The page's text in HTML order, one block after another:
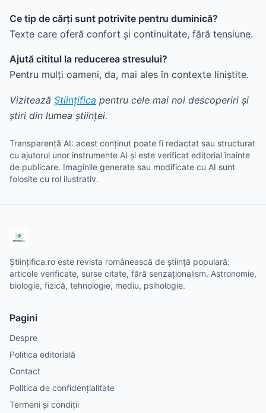
Ce tip de cărți sunt potrivite pentru duminică?
Texte care oferă confort și continuitate, fără tensiune.
Ajută cititul la reducerea stresului?
Pentru mulți oameni, da, mai ales în contexte liniștite.
Vizitează Științifica pentru cele mai noi descoperiri și
știri din lumea științei.
Transparență AI: acest conținut poate fi redactat sau structurat
cu ajutorul unor instrumente AI și este verificat editorial înainte
de publicare. Imaginile generate sau modificate cu AI sunt
folosite cu rol ilustrativ.
Științifica.ro este revista românească de știință populară:
articole verificate, surse citate, fără senzaționalism. Astronomie,
biologie, fizică, tehnologie, mediu, psihologie.
Pagini
Despre
Politica editorială
Contact
Politica de confidențialitate
Termeni și condiții